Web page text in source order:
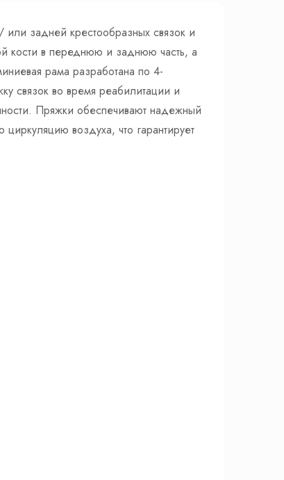
или задней крестообразных связок и
кости в переднюю и заднюю часть, а
рама разработана по 4-
связок во время реабилитации и
Пряжки обеспечивают надежный
воздуха, что гарантирует